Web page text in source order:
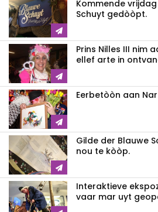
Kommende
Schuyt gedòòpt.
Prins Nilles III nim
ellef arte in
Eerbetòòn aan
Gilde der Blauwe
nou te kòòp.
Interaktieve
vaar mar uyt